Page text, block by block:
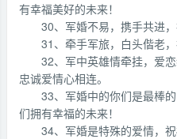
有幸福美好的未来！
30、军婚不易，携手共进
31、牵手军旅，白头偕老
32、军中英雄情牵挂，爱
忠诚爱情心相连。
33、军婚中的你们是最棒
们拥有幸福的未来！
34、军婚是特殊的爱情，